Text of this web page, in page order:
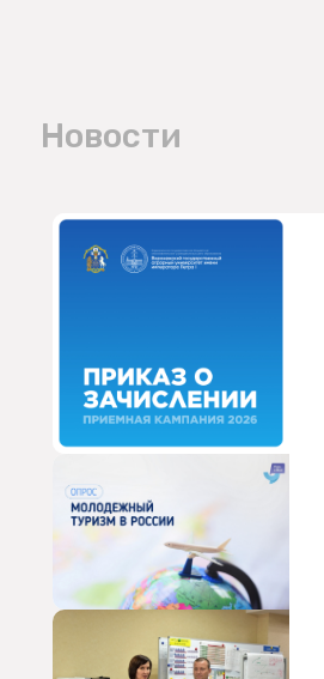
Новости